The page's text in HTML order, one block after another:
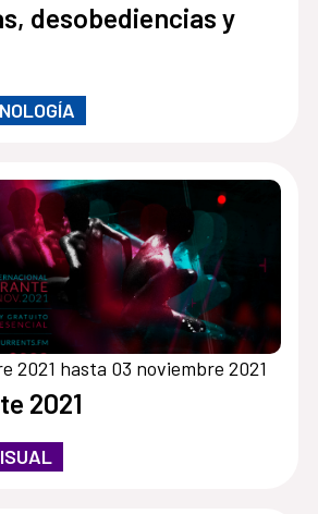
desobediencias y
2021 hasta 03 noviembre 2021
2021